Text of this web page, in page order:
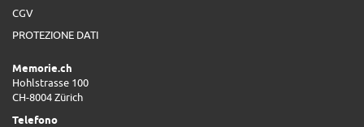
CGV
PROTEZIONE DATI
Memorie.ch
Hohlstrasse 100
CH-8004 Zürich
Telefono